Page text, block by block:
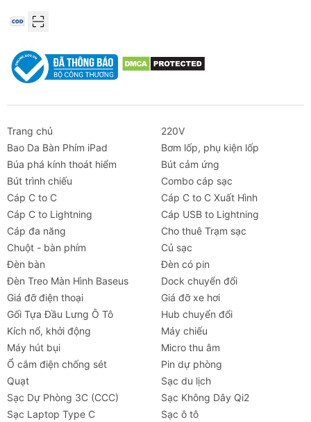
Trang chủ
220V
Bao Da Bàn Phím iPad
Bơm lốp, phụ kiện lốp
Búa phá kính thoát hiểm
Bút cảm ứng
Bút trình chiếu
Combo cáp sạc
Cáp C to C
Cáp C to C Xuất Hình
Cáp C to Lightning
Cáp USB to Lightning
Cáp đa năng
Cho thuê Trạm sạc
Chuột - bàn phím
Củ sạc
Đèn bàn
Đèn có pin
Đèn Treo Màn Hình Baseus
Dock chuyển đổi
Giá đỡ điện thoại
Giá đỡ xe hơi
Gối Tựa Đầu Lưng Ô Tô
Hub chuyển đổi
Kích nổ, khởi động
Máy chiếu
Máy hút bụi
Micro thu âm
Ổ cắm điện chống sét
Pin dự phòng
Quạt
Sạc du lịch
Sạc Dự Phòng 3C (CCC)
Sạc Không Dây Qi2
Sạc Laptop Type C
Sạc ô tô